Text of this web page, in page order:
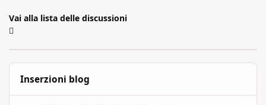
Vai alla lista delle discussioni
Inserzioni blog